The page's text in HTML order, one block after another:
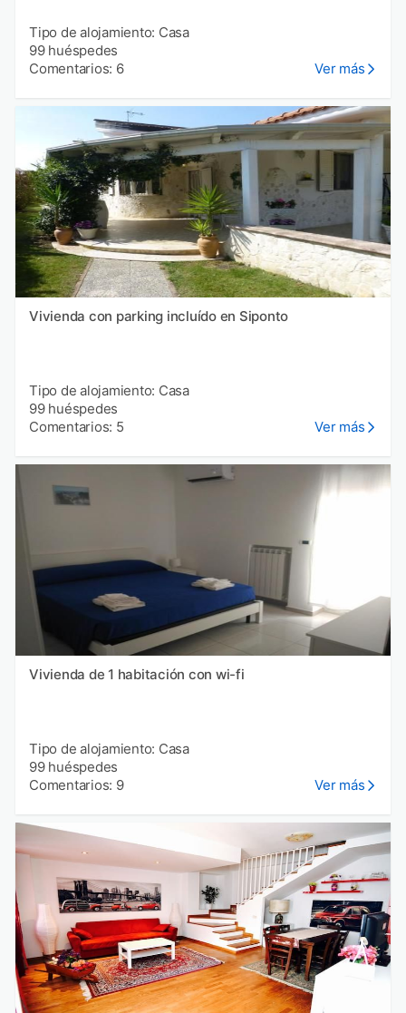
Tipo de alojamiento: Casa
99 huéspedes
Comentarios: 6
Ver más
Vivienda con parking incluído en Siponto
Tipo de alojamiento: Casa
99 huéspedes
Comentarios: 5
Ver más
Vivienda de 1 habitación con wi-fi
Tipo de alojamiento: Casa
99 huéspedes
Comentarios: 9
Ver más